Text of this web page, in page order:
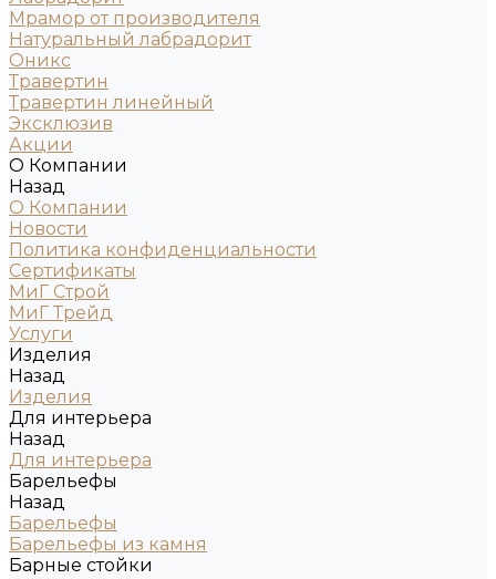
Мрамор от производителя
Натуральный лабрадорит
Оникс
Травертин
Травертин линейный
Эксклюзив
Акции
О Компании
Назад
О Компании
Новости
Политика конфиденциальности
Сертификаты
МиГ Строй
МиГ Трейд
Услуги
Изделия
Назад
Изделия
Для интерьера
Назад
Для интерьера
Барельефы
Назад
Барельефы
Барельефы из камня
Барные стойки